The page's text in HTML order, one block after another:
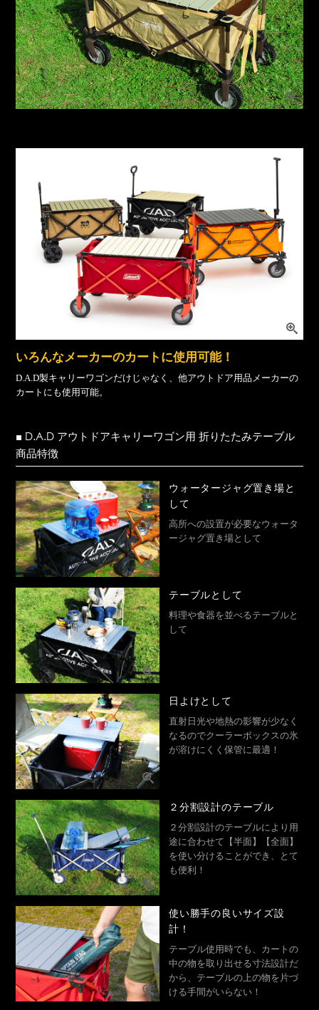
いろんなメーカーのカートに使用可能！
D.A.D製キャリーワゴンだけじゃなく、他アウトドア用品メーカーの
カートにも使用可能。
■ D.A.D アウトドアキャリーワゴン用 折りたたみテーブル
商品特徴
ウォータージャグ置き場と
して
高所への設置が必要なウォータ
ージャグ置き場として
テーブルとして
料理や食器を並べるテーブルと
して
日よけとして
直射日光や地熱の影響が少なく
なるのでクーラーボックスの氷
が溶けにくく保管に最適！
２分割設計のテーブル
２分割設計のテーブルにより用
途に合わせて【半面】【全面】
を使い分けることができ、とて
も便利！
使い勝手の良いサイズ設
計！
テーブル使用時でも、カートの
中の物を取り出せる寸法設計だ
から、テーブルの上の物を片づ
ける手間がいらない！